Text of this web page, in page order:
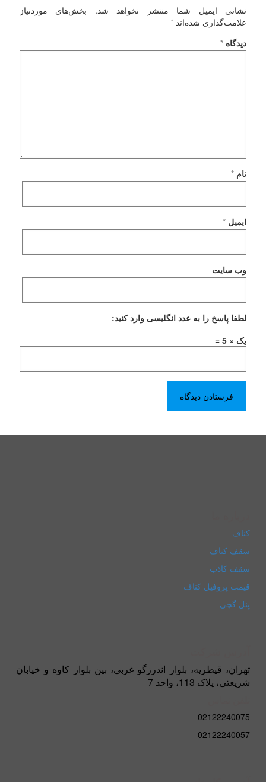
نشانی ایمیل شما منتشر نخواهد شد.
بخش‌های موردنیاز
علامت‌گذاری شده‌اند *
دیدگاه *
نام *
ایمیل *
وب‌ سایت
لطفا پاسخ را به عدد انگلیسی وارد کنید:
یک × 5 =
کناف
سقف کناف
سقف کاذب
قیمت پروفیل کناف
پنل گچی
تهران، قیطریه، بلوار اندرزگو غربی، بین بلوار کاوه و خیابان
شریعتی، پلاک 113، واحد 7
02122240075
02122240057